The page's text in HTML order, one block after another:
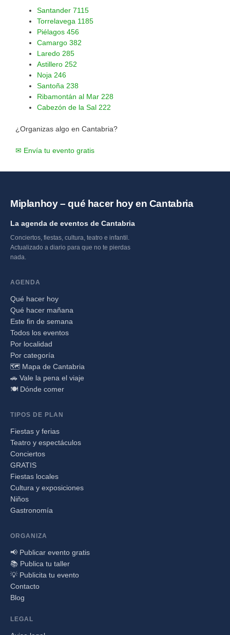
Santander 7115
Torrelavega 1185
Piélagos 456
Camargo 382
Laredo 285
Astillero 252
Noja 246
Santoña 238
Ribamontán al Mar 228
Cabezón de la Sal 222
¿Organizas algo en Cantabria?
✉ Envía tu evento gratis
Miplanhoy – qué hacer hoy en Cantabria
La agenda de eventos de Cantabria
Conciertos, fiestas, cultura, teatro e infantil.
Actualizado a diario para que no te pierdas
nada.
AGENDA
Qué hacer hoy
Qué hacer mañana
Este fin de semana
Todos los eventos
Por localidad
Por categoría
🗺️ Mapa de Cantabria
🚗 Vale la pena el viaje
🍽️ Dónde comer
TIPOS DE PLAN
Fiestas y ferias
Teatro y espectáculos
Conciertos
GRATIS
Fiestas locales
Cultura y exposiciones
Niños
Gastronomía
ORGANIZA
📢 Publicar evento gratis
📚 Publica tu taller
💡 Publicita tu evento
Contacto
Blog
LEGAL